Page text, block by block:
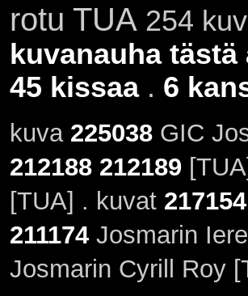
rotu TUA 254
kuvanauha tästä
45 kissaa. 6
kuva 225038GIC
212188 212189
[TUA] . kuvat 217154
211174Josmarin
Josmarin Cyrill Roy